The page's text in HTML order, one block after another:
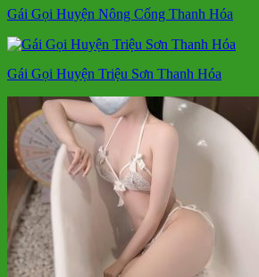
Gái Gọi Huyện Nông Cống Thanh Hóa
Gái Gọi Huyện Triệu Sơn Thanh Hóa